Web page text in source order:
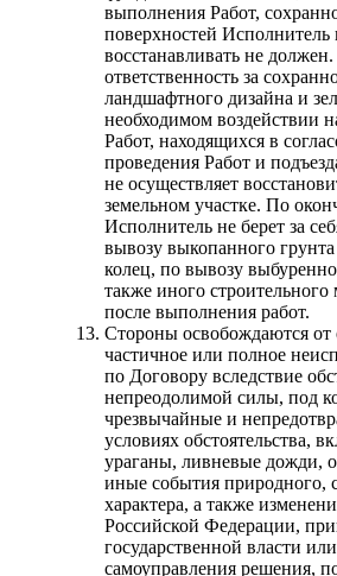
выполнения Работ,
поверхностей Исполнитель
восстанавливать не
ответственность за
ландшафтного дизайна и
необходимом воздействии
Работ, находящихся в
проведения Работ и
не осуществляет
земельном участке. По
Исполнитель не берет за
вывозу выкопанного
колец, по вывозу
также иного строительного
после выполнения работ.
Стороны освобождаются от
частичное или полное
по Договору вследствие
непреодолимой силы, под
чрезвычайные и
условиях обстоятельства,
ураганы, ливневые дожди,
иные события природного,
характера, а также
Российской Федерации,
государственной власти
самоуправления решения,